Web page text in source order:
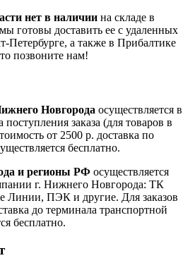
нет в наличии на складе в
готовы доставить ее с удаленных
Петербурге, а также в Прибалтике
позвоните нам!
Новгорода осуществляется в
заказа (для товаров в
от 2500 р. доставка по
бесплатно.
и регионы РФ осуществляется
г. Нижнего Новгорода: ТК
Линии, ПЭК и другие. Для заказов
до терминала транспортной
бесплатно.